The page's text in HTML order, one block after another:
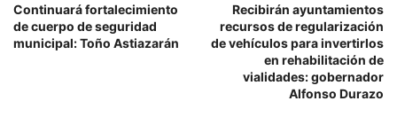
Continuará fortalecimiento
de cuerpo de seguridad
municipal: Toño Astiazarán
Recibirán ayuntamientos
recursos de regularización
de vehículos para invertirlos
en rehabilitación de
vialidades: gobernador
Alfonso Durazo